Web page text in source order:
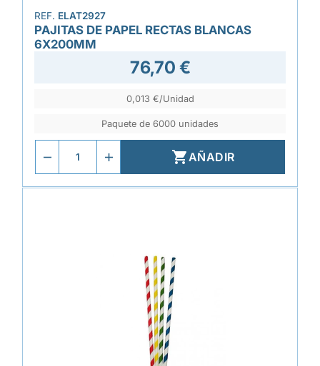
REF. ELAT2927
PAJITAS DE PAPEL RECTAS BLANCAS
6X200MM
76,70 €
0,013 €/Unidad
Paquete de 6000 unidades
AÑADIR